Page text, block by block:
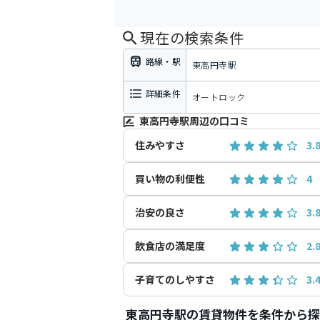
現在の検索条件
路線・駅 東高円寺駅
詳細条件 オートロック
東高円寺駅周辺の口コミ
住みやすさ
3.8
買い物の利便性 4
治安の良さ 3.8
飲食店の満足度 2.8
子育てのしやすさ 3.4
東高円寺駅の賃貸物件を条件から